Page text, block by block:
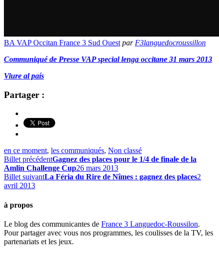
BA VAP Occitan France 3 Sud Ouest par F3languedocroussillon
Communiqué de Presse VAP special lenga occitane 31 mars 2013
Viure al país
Partager :
en ce moment, les communiqués, Non classé
Billet précédentGagnez des places pour le 1/4 de finale de la
Amlin Challenge Cup26 mars 2013
Billet suivantLa Féria du Rire de Nîmes : gagnez des places2
avril 2013
à propos
Le blog des communicantes de France 3 Languedoc-Roussilon.
Pour partager avec vous nos programmes, les coulisses de la TV, les
partenariats et les jeux.